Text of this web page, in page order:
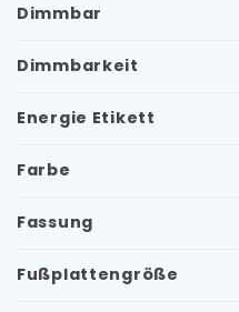
Dimmbar
Dimmbarkeit
Energie Etikett
Farbe
Fassung
Fußplattengröße